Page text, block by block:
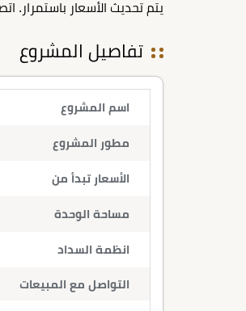
يتم تحديث الأسعار باستمرار.
تفاصيل المشروع
اسم المشروع
مطور المشروع
الأسعار تبدأ من
مساحة الوحدة
انظمة السداد
التواصل مع المبيعات